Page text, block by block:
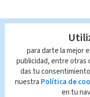
para darte la mejor
publicidad, entre otras
das tu
nuestra Política de
en tu